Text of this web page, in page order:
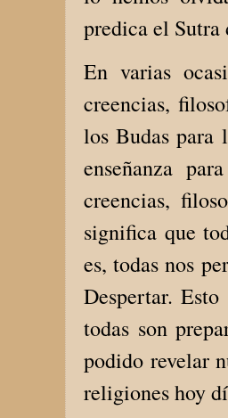
predica el
En varias
creencias,
los Budas para
enseñanza
creencias,
significa que
es, todas nos
Despertar.
todas son
podido revelar
religiones hoy